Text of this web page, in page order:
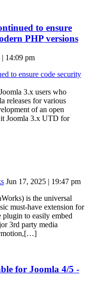
to ensure
PHP versions
14:09 pm
3.x users who
releases for various
of an open
Joomla 3.x UTD for
Jun 17, 2025 | 19:47 pm
is the universal
must-have extension for
plugin to easily embed
3rd party media
for Joomla 4/5 -